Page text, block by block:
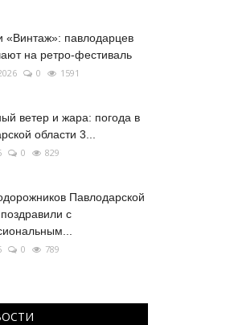
«Винтаж»: павлодарцев
на ретро-фестиваль
0 1591
ветер и жара: погода в
области 3...
0 829
Павлодарской
с
0 789